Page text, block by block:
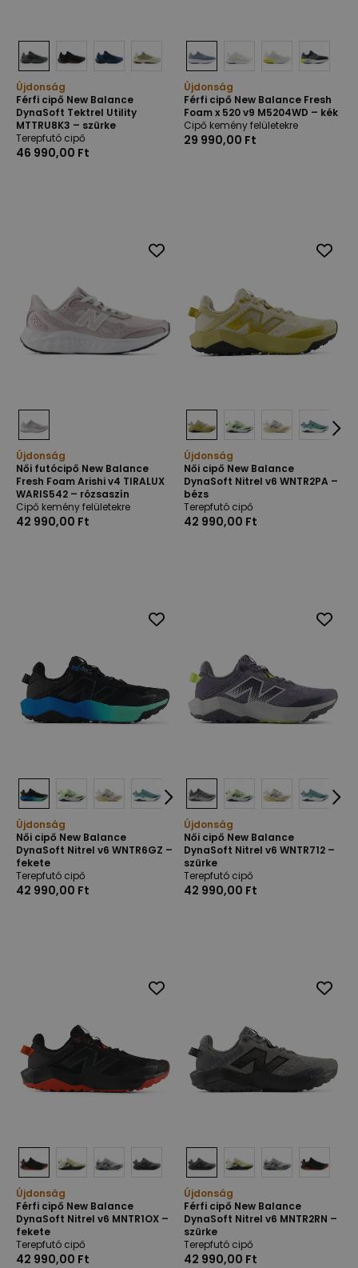
Újdonság
Férfi cipő New Balance
DynaSoft Tektrel Utility
MTTRU8K3 – szürke
Terepfutó cipő
46 990,00 Ft
Újdonság
Férfi cipő New Balance Fresh
Foam x 520 v9 M5204WD – kék
Cipő kemény felületekre
29 990,00 Ft
Újdonság
Női futócipő New Balance
Fresh Foam Arishi v4 TIRALUX
WARIS542 – rózsaszín
Cipő kemény felületekre
42 990,00 Ft
Újdonság
Női cipő New Balance
DynaSoft Nitrel v6 WNTR2PA –
bézs
Terepfutó cipő
42 990,00 Ft
Újdonság
Női cipő New Balance
DynaSoft Nitrel v6 WNTR6GZ –
fekete
Terepfutó cipő
42 990,00 Ft
Újdonság
Női cipő New Balance
DynaSoft Nitrel v6 WNTR712 –
szürke
Terepfutó cipő
42 990,00 Ft
Újdonság
Férfi cipő New Balance
DynaSoft Nitrel v6 MNTR1OX –
fekete
Terepfutó cipő
42 990,00 Ft
Újdonság
Férfi cipő New Balance
DynaSoft Nitrel v6 MNTR2RN –
szürke
Terepfutó cipő
42 990,00 Ft